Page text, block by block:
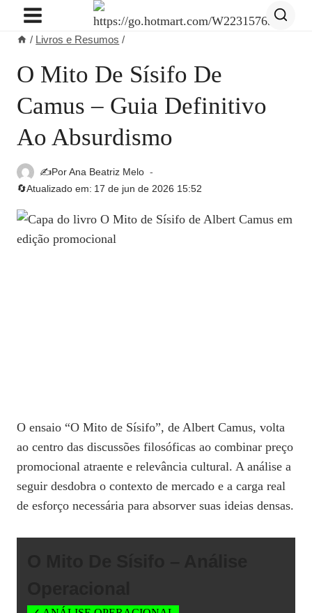
Pular
Conteúdo
/ Livros e Resumos /
O Mito De Sísifo De
Camus – Guia Definitivo
Ao Absurdismo
✍️PorAna Beatriz Melo
🔄Atualizado em: 17 de jun de 2026 15:52
O ensaio “O Mito de Sísifo”, de Albert Camus, volta
ao centro das discussões filosóficas ao combinar preço
promocional atraente e relevância cultural. A análise a
seguir desdobra o contexto de mercado e a carga real
de esforço necessária para absorver suas ideias densas.